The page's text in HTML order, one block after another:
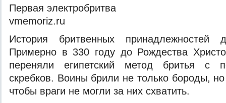
Первая электробритва
vmemoriz.ru
История бритвенных принадлежностей
Примерно в 330 году до Рождества
переняли египетский метод бритья с
скребков. Воины брили не только бороды,
чтобы враги не могли за них схватить.